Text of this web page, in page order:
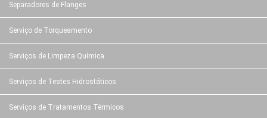
Separadores de Flanges
Serviço de Torqueamento
Serviços de Limpeza Química
Serviços de Testes Hidrostáticos
Serviços de Tratamentos Térmicos